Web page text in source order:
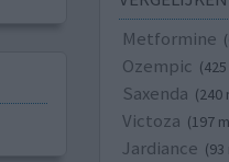
Metformine
Ozempic
Saxenda (240
Victoza (197
Jardiance